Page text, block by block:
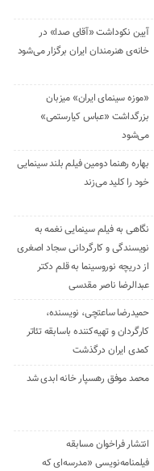
آیین نکوداشت «آقای صدا» در
خانه‌ی هنرمندان ایران برگزار می‌شود
«موزه سینمای ایران» میزبان
بزرگداشت «عباس کیارستمی»
می‌شود
بهاره رهنما دومین فیلم بلند سینمایی
خود را کلید می‌زند
نگاهی به فیلم سینمایی نغمه به
نویسندگی و کارگردانی سجاد اصغری
از دریچه نوروسینما به قلم دکتر
عبدالرضا ناصر مقدسی
حمیدرضا ساعتچی، نویسنده،
کارگردان و تهیه‌کننده باسابقه تئاتر
کمدی ایران درگذشت
محمد موفق رهسپار خانه ابدی شد
انتشار فراخوان مسابقه
فیلمنامه‌نویسی «مدرسه‌ای که